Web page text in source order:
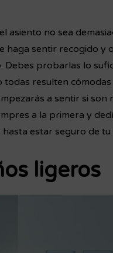
asiento no sea
haga sentir recogido y
Debes probarlas lo
todas resulten
a sentir si son
a la primera y
estar seguro de tu
ligeros